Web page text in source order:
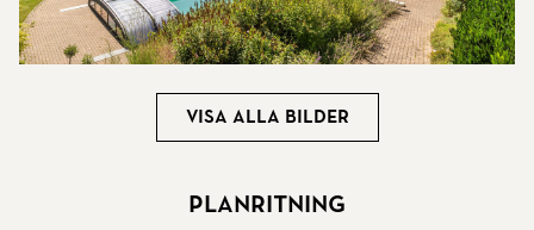
Visa alla bilder
Planritning